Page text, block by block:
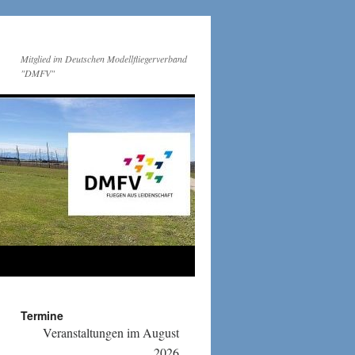
Mitglied im Deutschen Modellfliegerverband
"DMFV"
Termine
Veranstaltungen im August